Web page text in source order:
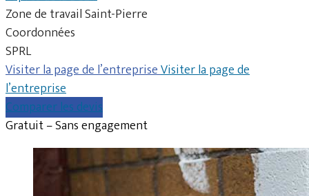
Zone de travail Saint-Pierre
Coordonnées
SPRL
Visiter la page de l’entrepriseVisiter la page de
l’entreprise
Comparer les devis
Gratuit – Sans engagement